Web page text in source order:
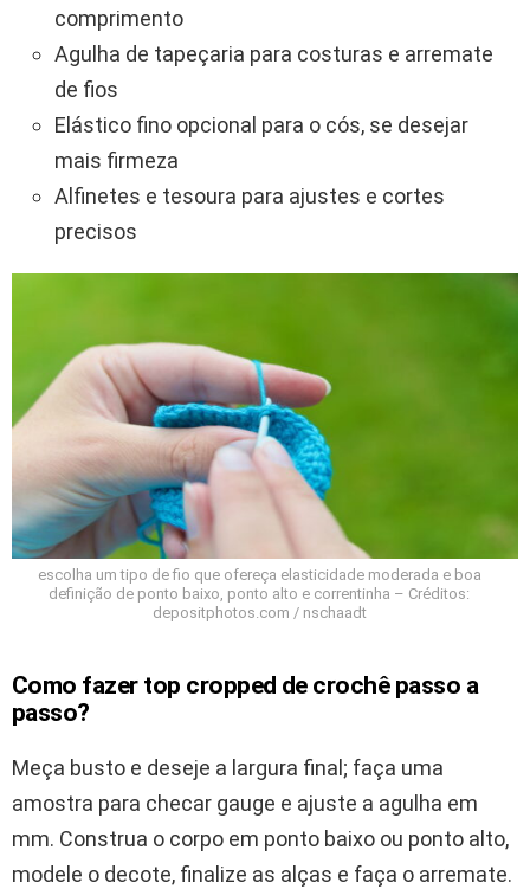
comprimento
Agulha de tapeçaria para costuras e arremate
de fios
Elástico fino opcional para o cós, se desejar
mais firmeza
Alfinetes e tesoura para ajustes e cortes
precisos
escolha um tipo de fio que ofereça elasticidade moderada e boa
definição de ponto baixo, ponto alto e correntinha – Créditos:
depositphotos.com / nschaadt
Como fazer top cropped de crochê passo a
passo?
Meça busto e deseje a largura final; faça uma
amostra para checar gauge e ajuste a agulha em
mm. Construa o corpo em ponto baixo ou ponto alto,
modele o decote, finalize as alças e faça o arremate.